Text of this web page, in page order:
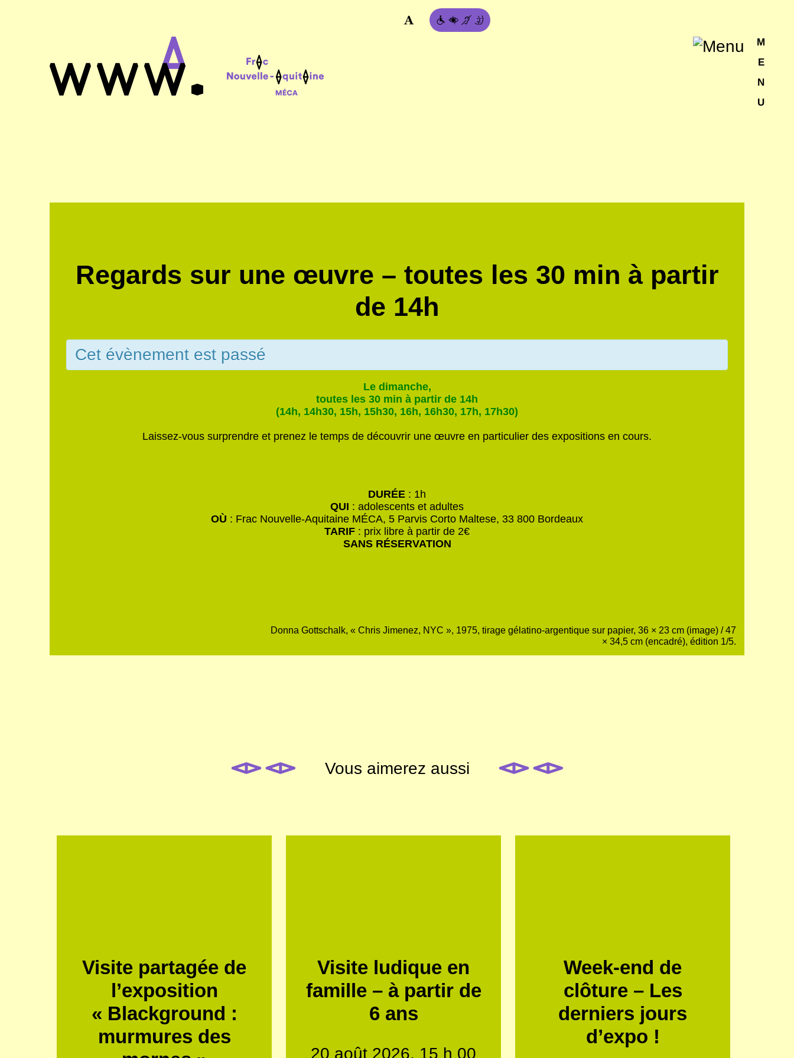
M
E
N
U
Regards sur une œuvre – toutes les 30 min à partir
de 14h
Cet évènement est passé
Le dimanche,
toutes les 30 min à partir de 14h
(14h, 14h30, 15h, 15h30, 16h, 16h30, 17h, 17h30)
Laissez-vous surprendre et prenez le temps de découvrir une œuvre en particulier des expositions en cours.
DURÉE : 1h
QUI : adolescents et adultes
OÙ : Frac Nouvelle-Aquitaine MÉCA, 5 Parvis Corto Maltese, 33 800 Bordeaux
TARIF : prix libre à partir de 2€
SANS RÉSERVATION
Donna Gottschalk, « Chris Jimenez, NYC », 1975, tirage gélatino-argentique sur papier, 36 × 23 cm (image) / 47
× 34,5 cm (encadré), édition 1/5.
Vous aimerez aussi
Visite partagée de
l’exposition
« Blackground :
murmures des
Visite ludique en
famille – à partir de
6 ans
20 août 2026, 15 h 00
Week-end de
clôture – Les
derniers jours
d’expo !